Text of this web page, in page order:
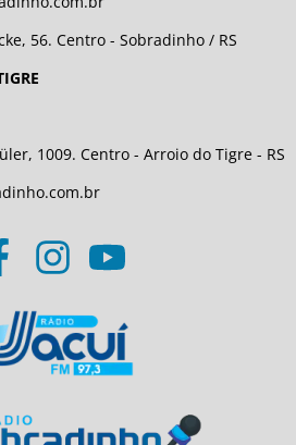
56. Centro - Sobradinho / RS
1009. Centro - Arroio do Tigre - RS